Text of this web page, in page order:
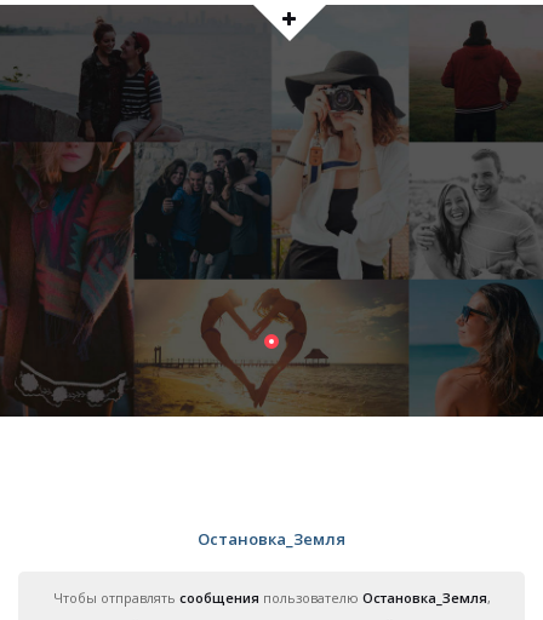
Остановка_Земля
Чтобы отправлять сообщения пользователю Остановка_Земля,